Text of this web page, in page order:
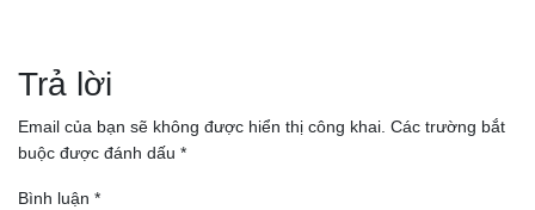
hướng
bài
viết
Trả lời
Email của bạn sẽ không được hiển thị công khai. Các trường bắt
buộc được đánh dấu *
Bình luận *